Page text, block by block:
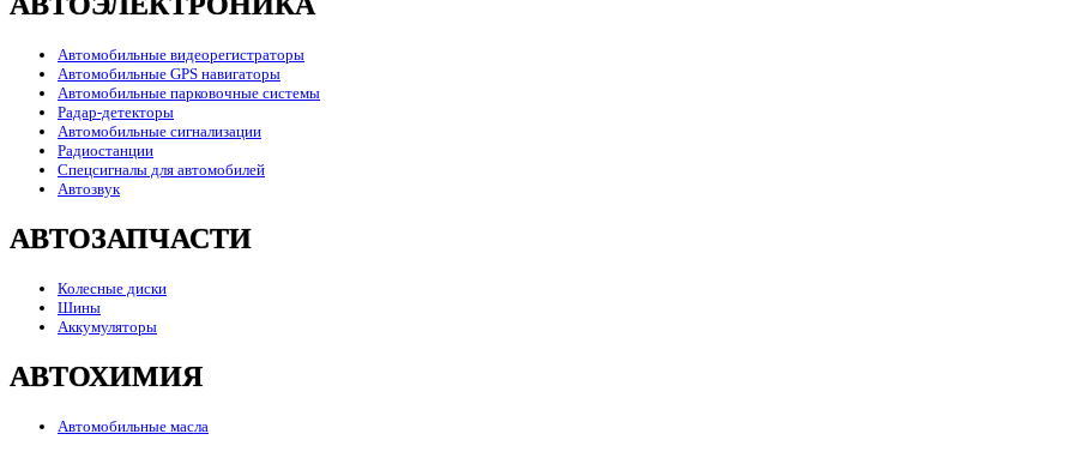
Автомобильные видеорегистраторы
Автомобильные GPS навигаторы
Автомобильные парковочные системы
Радар-детекторы
Автомобильные сигнализации
Радиостанции
Спецсигналы для автомобилей
Автозвук
АВТОЗАПЧАСТИ
Колесные диски
Шины
Аккумуляторы
АВТОХИМИЯ
Автомобильные масла